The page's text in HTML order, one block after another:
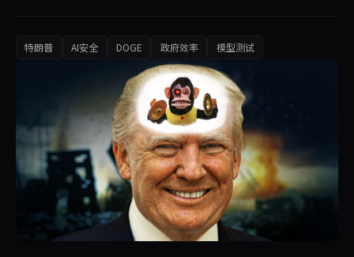
特朗普 AI安全 DOGE 政府效率 模型测试